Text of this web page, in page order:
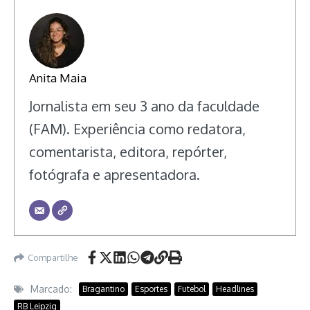
Anita Maia
Jornalista em seu 3 ano da faculdade
(FAM). Experiência como redatora,
comentarista, editora, repórter,
fotógrafa e apresentadora.
Compartilhe
Marcado: Bragantino Esportes Futebol
Headlines
RB Leipzig